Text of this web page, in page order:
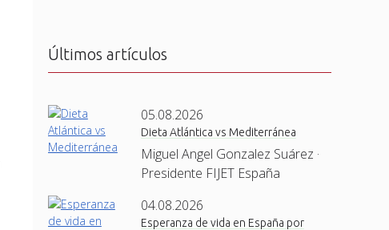
Últimos artículos
05.08.2026
Dieta Atlántica vs Mediterránea
Miguel Angel Gonzalez Suárez ·
Presidente FIJET España
04.08.2026
Esperanza de vida en España por